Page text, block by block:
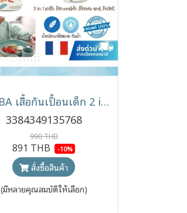
BEABA เสื้อกันเปื้อนเด็ก 2 in 1 ถอดแขนได้ กันน้ำ พร้อมถาดรองเศษอาหาร
3384349135768
990 THB
891 THB -10%
สั่งซื้อสินค้า
(มีหลายคุณสมบัติให้เลือก)